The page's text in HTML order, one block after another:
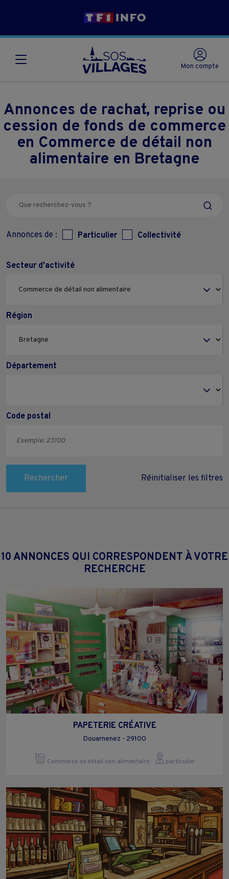
Mon compte
Annonces de rachat, reprise ou
cession de fonds de commerce
en Commerce de détail non
alimentaire en Bretagne
Annonces de : Particulier Collectivité
Secteur d'activité
Région
Département
Code postal
Rechercher Réinitialiser les filtres
10 ANNONCES QUI CORRESPONDENT À VOTRE
RECHERCHE
PAPETERIE CRÉATIVE
Douarnenez - 29100
Commerce de détail non alimentaire particulier